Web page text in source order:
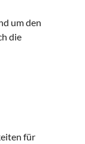
um den
die
für